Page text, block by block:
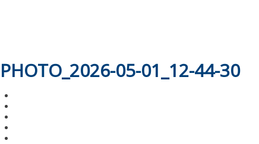
PHOTO_2026-05-01_12-44-30